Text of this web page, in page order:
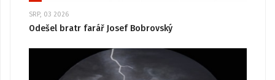
SRP, 03 2026
Odešel bratr farář Josef Bobrovský